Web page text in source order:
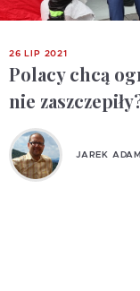
26 LIP 2021
Polacy chcą
nie
JAREK